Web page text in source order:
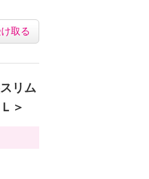
取る
リム
＞